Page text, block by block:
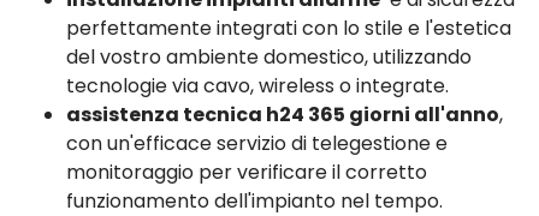
perfettamente integrati con lo stile e l'estetica
del vostro ambiente domestico, utilizzando
tecnologie via cavo, wireless o integrate.
assistenza tecnica h24 365 giorni all'anno,
con un'efficace servizio di telegestione e
monitoraggio per verificare il corretto
funzionamento dell'impianto nel tempo.